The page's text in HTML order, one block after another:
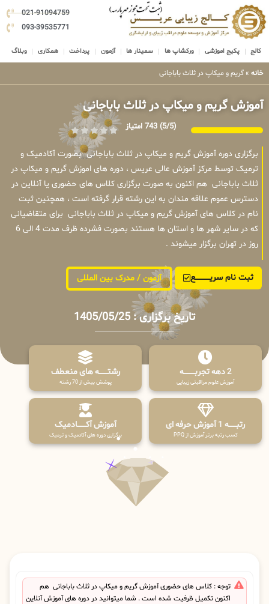
021-91094759
093-39535771
کالج پکیج اموزشی ورکشاپ ها سمینار ها آزمون پرداخت همکاری وبلاگ
خانه» گریم و میکاپ در ثلاث باباجانی
آموزش گریم و میکاپ در ثلاث باباجانی
743 امتیاز
برگزاری دوره آموزش گریم و میکاپ در ثلاث باباجانی بصورت آکادمیک و
ترمیک توسط مرکز آموزش عالی عریس ، دوره های اموزش گریم و میکاپ در
ثلاث باباجانی هم اکنون به صورت برگزاری کلاس های حضوری یا آنلاین در
دسترس عموم علاقه مندان به این رشته قرار گرفته است ، همچنین ثبت
نام در کلاس های آموزش گریم و میکاپ در ثلاث باباجانی برای متقاضیانی
که در سایر شهر ها و استان ها هستند بصورت فشرده ظرف مدت 4 الی 6
روز در تهران برگزار میشوند .
ثبت نام سریــــــــــــع آزمون / مدرک بین المللی
تاریخ برگزاری : 1405/05/25
آموزش علوم مراقبتی زیبایی
رشتـــــــه های منعطف
پوشش بیش از 70 رشته
رتبــــــه 1 آموزش حرفه ای
کسب رتبه برتر آموزش از PPQ
آموزش آکـــــــادمیک
برگزاری دوره های آکادمیک و ترمیک
توجه : کلاس های حضوری آموزش گریم و میکاپ در ثلاث باباجانی هم
اکنون تکمیل ظرفیت شده است . شما میتوانید در دوره های آموزش آنلاین